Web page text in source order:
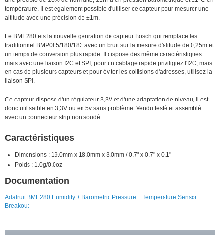
température. Il est egalement possible d'utiliser ce capteur pour mesurer une
altitude avec une précision de ±1m.
Le BME280 ets la nouvelle génration de capteur Bosch qui remplace les
traditionnel BMP085/180/183 avec un bruit sur la mesure d'alitude de 0,25m et
un temps de conversion plus rapide. Il dispose des même caractéristiques
mais avec une liaison I2C et SPI, pour un cablage rapide priviligiez l'I2C, mais
en cas de plusieurs capteurs et pour éviter les collisions d'adresses, utilisez la
liaison SPI.
Ce capteur dispose d'un régulateur 3,3V et d'une adaptation de niveau, il est
donc utilisatble en 3,3V ou en 5v sans problème. Vendu testé et assemblé
avec un connecteur strip non soudé.
Caractéristiques
Dimensions : 19.0mm x 18.0mm x 3.0mm / 0.7" x 0.7" x 0.1"
Poids : 1.0g/0.0oz
Documentation
Adafruit BME280 Humidity + Barometric Pressure + Temperature Sensor
Breakout